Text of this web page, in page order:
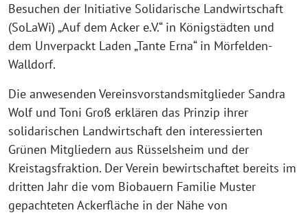
Besuchen der Initiative Solidarische Landwirtschaft
(SoLaWi) „Auf dem Acker e.V.“ in Königstädten und
dem Unverpackt Laden „Tante Erna“ in Mörfelden-
Walldorf.
Die anwesenden Vereinsvorstandsmitglieder Sandra
Wolf und Toni Groß erklären das Prinzip ihrer
solidarischen Landwirtschaft den interessierten
Grünen Mitgliedern aus Rüsselsheim und der
Kreistagsfraktion. Der Verein bewirtschaftet bereits im
dritten Jahr die vom Biobauern Familie Muster
gepachteten Ackerfläche in der Nähe von